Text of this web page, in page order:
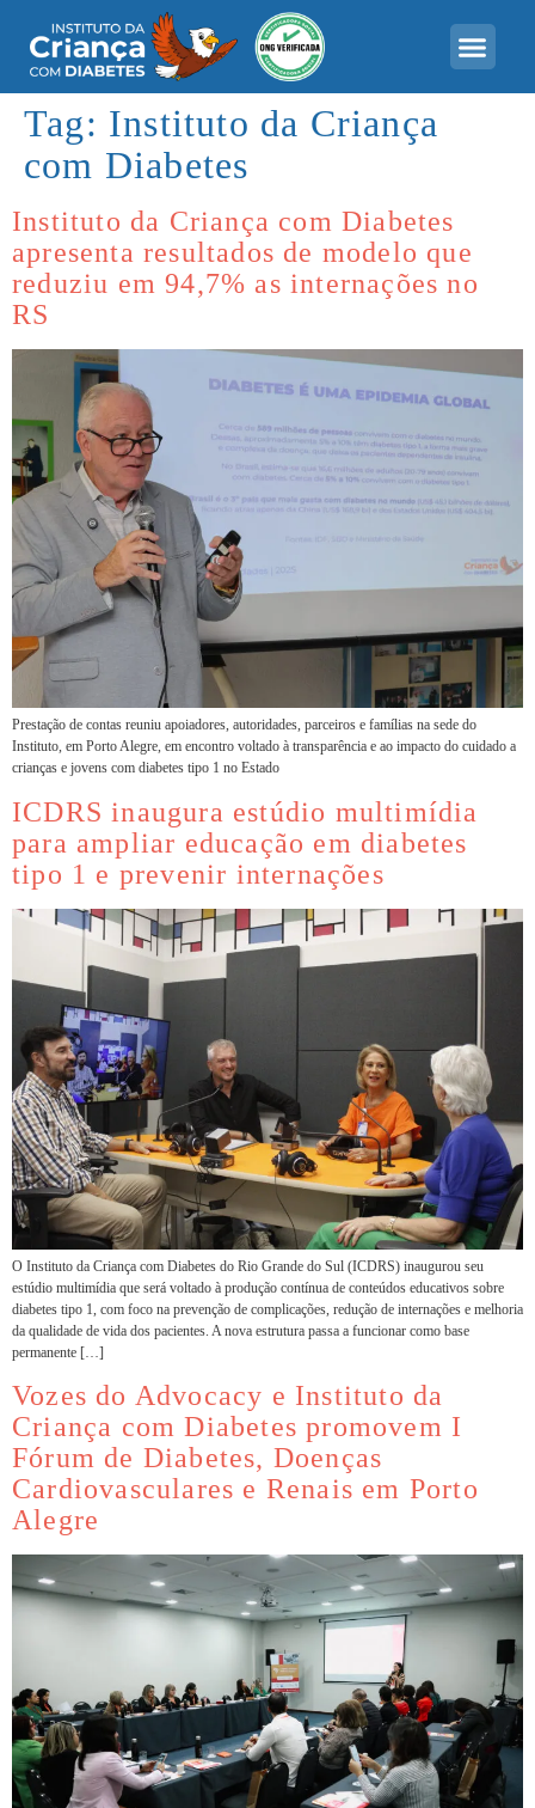
Tag: Instituto da Criança
com Diabetes
Instituto da Criança com Diabetes
apresenta resultados de modelo que
reduziu em 94,7% as internações no
RS
Prestação de contas reuniu apoiadores, autoridades, parceiros e famílias na sede do
Instituto, em Porto Alegre, em encontro voltado à transparência e ao impacto do cuidado a
crianças e jovens com diabetes tipo 1 no Estado
ICDRS inaugura estúdio multimídia
para ampliar educação em diabetes
tipo 1 e prevenir internações
O Instituto da Criança com Diabetes do Rio Grande do Sul (ICDRS) inaugurou seu
estúdio multimídia que será voltado à produção contínua de conteúdos educativos sobre
diabetes tipo 1, com foco na prevenção de complicações, redução de internações e melhoria
da qualidade de vida dos pacientes. A nova estrutura passa a funcionar como base
permanente […]
Vozes do Advocacy e Instituto da
Criança com Diabetes promovem I
Fórum de Diabetes, Doenças
Cardiovasculares e Renais em Porto
Alegre